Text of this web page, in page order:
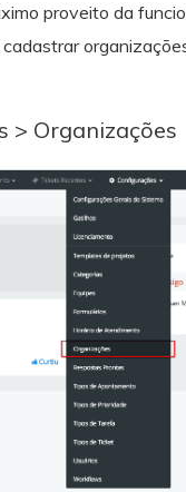
proveito da
> Organizações